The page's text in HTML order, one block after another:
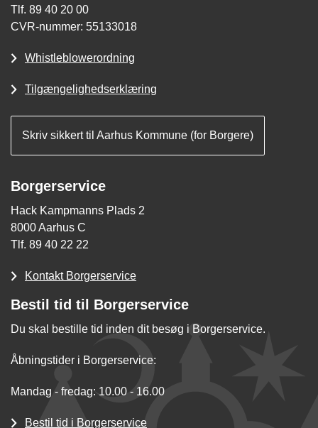
Tlf. 89 40 20 00
CVR-nummer: 55133018
Whistleblowerordning
Tilgængelighedserklæring
Skriv sikkert til Aarhus Kommune (for Borgere)
Borgerservice
Hack Kampmanns Plads 2
8000 Aarhus C
Tlf. 89 40 22 22
Kontakt Borgerservice
Bestil tid til Borgerservice
Du skal bestille tid inden dit besøg i Borgerservice.
Åbningstider i Borgerservice:
Mandag - fredag: 10.00 - 16.00
Bestil tid i Borgerservice